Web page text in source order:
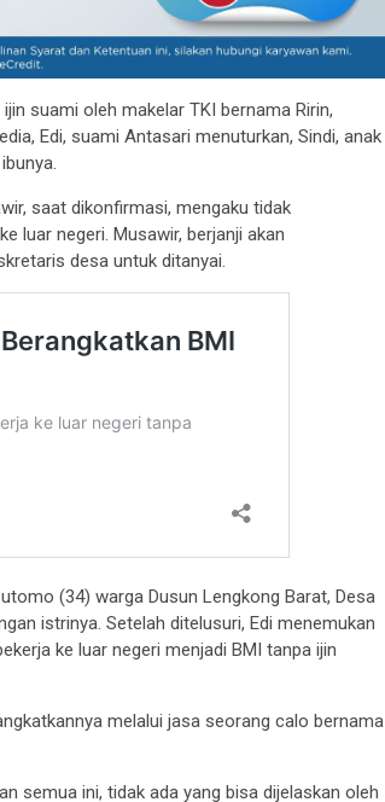
suami oleh makelar TKI bernama Ririn,
Edi, suami Antasari menuturkan, Sindi, anak
saat dikonfirmasi, mengaku tidak
luar negeri. Musawir, berjanji akan
desa untuk ditanyai.
(34) warga Dusun Lengkong Barat, Desa
istrinya. Setelah ditelusuri, Edi menemukan
ke luar negeri menjadi BMI tanpa ijin
melalui jasa seorang calo bernama
semua ini, tidak ada yang bisa dijelaskan oleh